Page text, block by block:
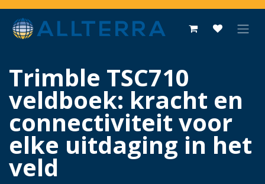
Overslaan naar inhoud
Trimble TSC710
veldboek: kracht en
connectiviteit voor
elke uitdaging in het
veld